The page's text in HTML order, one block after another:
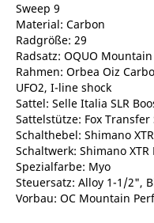
Sweep 9
Material: Carbon
Radgröße: 29
Radsatz: OQUO
Rahmen: Orbea Oiz
UFO2, I-line shock
Sattel: Selle Italia SLR
Sattelstütze: Fox
Schalthebel: Shimano
Schaltwerk: Shimano XTR
Spezialfarbe: Myo
Steuersatz: Alloy 1-1/2",
Vorbau: OC Mountain